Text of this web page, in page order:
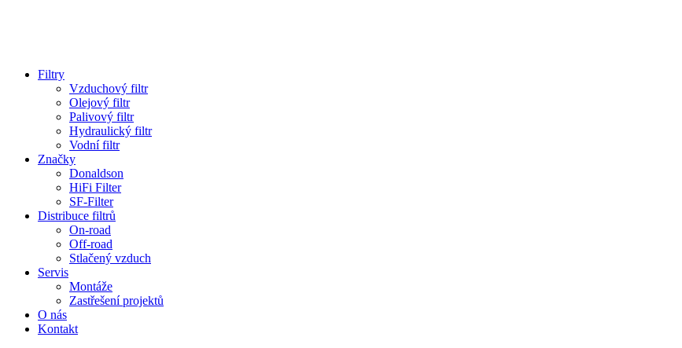
Filtry
Vzduchový filtr
Olejový filtr
Palivový filtr
Hydraulický filtr
Vodní filtr
Značky
Donaldson
HiFi Filter
SF-Filter
Distribuce filtrů
On-road
Off-road
Stlačený vzduch
Servis
Montáže
Zastřešení projektů
O nás
Kontakt